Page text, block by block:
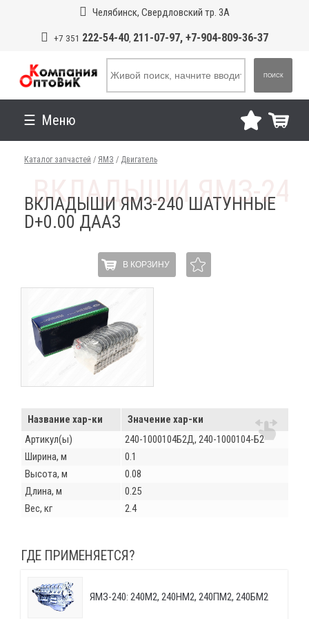
Челябинск, Свердловский тр. 3А
+7 351 222-54-40, 211-07-97, +7-904-809-36-37
ПОИСК
Меню
Каталог запчастей / ЯМЗ / Двигатель
ВКЛАДЫШИ ЯМЗ-240 ШАТУННЫЕ
D+0.00 ДААЗ
В КОРЗИНУ
Название хар-ки
Значение хар-ки
Артикул(ы)
240-1000104Б2Д, 240-1000104-Б2
Ширина, м
0.1
Высота, м
0.08
Длина, м
0.25
Вес, кг
2.4
ГДЕ ПРИМЕНЯЕТСЯ?
ЯМЗ-240: 240М2, 240НМ2, 240ПМ2, 240БМ2